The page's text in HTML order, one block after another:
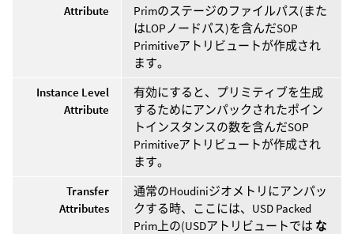
Attribute
Primのステージのファイルパス(また
はLOPノードパス)を含んだSOP
Primitiveアトリビュートが作成され
ます。
Instance Level
Attribute
有効にすると、プリミティブを生成
するためにアンパックされたポイン
トインスタンスの数を含んだSOP
Primitiveアトリビュートが作成され
ます。
Transfer
Attributes
通常のHoudiniジオメトリにアンパッ
クする時、ここには、USD Packed
Prim上の(USDアトリビュートでは な